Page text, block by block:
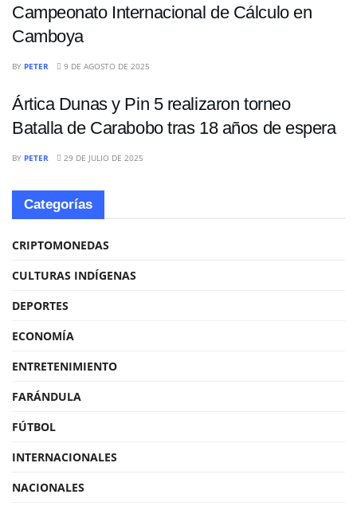
Campeonato Internacional de Cálculo en
Camboya
BY PETER 9 DE AGOSTO DE 2025
Ártica Dunas y Pin 5 realizaron torneo
Batalla de Carabobo tras 18 años de espera
BY PETER 29 DE JULIO DE 2025
Categorías
CRIPTOMONEDAS
CULTURAS INDÍGENAS
DEPORTES
ECONOMÍA
ENTRETENIMIENTO
FARÁNDULA
FÚTBOL
INTERNACIONALES
NACIONALES